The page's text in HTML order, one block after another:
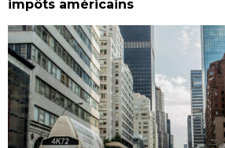
impôts américains